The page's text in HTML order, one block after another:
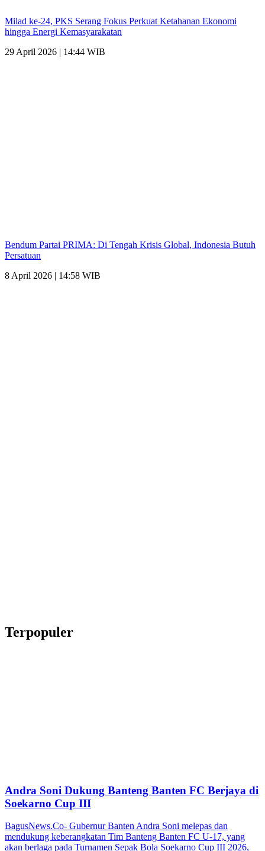
Milad ke-24, PKS Serang Fokus Perkuat Ketahanan Ekonomi
hingga Energi Kemasyarakatan
29 April 2026 | 14:44 WIB
Bendum Partai PRIMA: Di Tengah Krisis Global, Indonesia Butuh
Persatuan
8 April 2026 | 14:58 WIB
Terpopuler
Andra Soni Dukung Banteng Banten FC Berjaya di
Soekarno Cup III
BagusNews.Co- Gubernur Banten Andra Soni melepas dan
mendukung keberangkatan Tim Banteng Banten FC U-17, yang
akan berlaga pada Turnamen Sepak Bola Soekarno Cup III 2026,